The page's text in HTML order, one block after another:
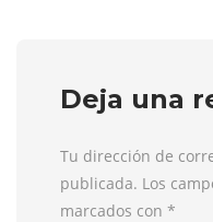
Deja una
Tu dirección de
publicada. Los
marcados con *